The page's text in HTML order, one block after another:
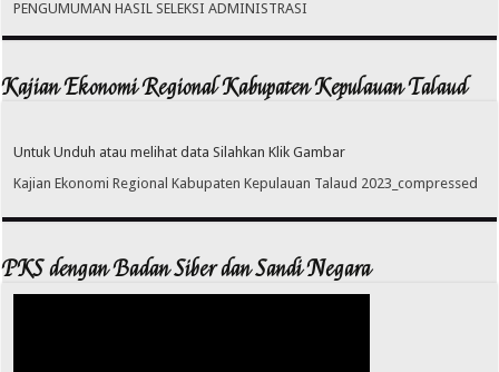
PENGUMUMAN HASIL SELEKSI ADMINISTRASI
Kajian Ekonomi Regional Kabupaten Kepulauan Talaud
Untuk Unduh atau melihat data Silahkan Klik Gambar
Kajian Ekonomi Regional Kabupaten Kepulauan Talaud 2023_compressed
PKS dengan Badan Siber dan Sandi Negara